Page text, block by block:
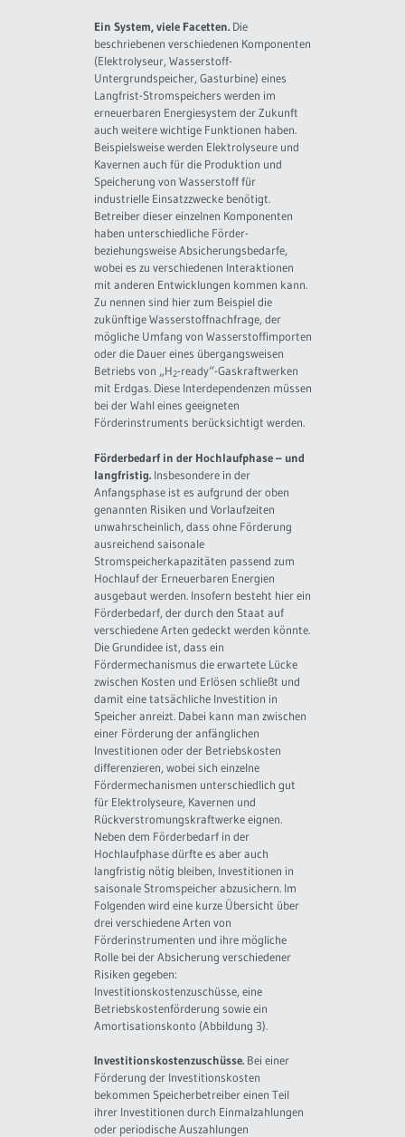
Ein System, viele Facetten.Die
beschriebenen verschiedenen Komponenten
(Elektrolyseur, Wasserstoff-
Untergrundspeicher, Gasturbine) eines
Langfrist-Stromspeichers werden im
erneuerbaren Energiesystem der Zukunft
auch weitere wichtige Funktionen haben.
Beispielsweise werden Elektrolyseure und
Kavernen auch für die Produktion und
Speicherung von Wasserstoff für
industrielle Einsatzzwecke benötigt.
Betreiber dieser einzelnen Komponenten
haben unterschiedliche Förder-
beziehungsweise Absicherungsbedarfe,
wobei es zu verschiedenen Interaktionen
mit anderen Entwicklungen kommen kann.
Zu nennen sind hier zum Beispiel die
zukünftige Wasserstoffnachfrage, der
mögliche Umfang von Wasserstoffimporten
oder die Dauer eines übergangsweisen
Betriebs von „H2-ready“-Gaskraftwerken
mit Erdgas. Diese Interdependenzen müssen
bei der Wahl eines geeigneten
Förderinstruments berücksichtigt werden.
Förderbedarf in der Hochlaufphase – und
langfristig. Insbesondere in der
Anfangsphase ist es aufgrund der oben
genannten Risiken und Vorlaufzeiten
unwahrscheinlich, dass ohne Förderung
ausreichend saisonale
Stromspeicherkapazitäten passend zum
Hochlauf der Erneuerbaren Energien
ausgebaut werden. Insofern besteht hier ein
Förderbedarf, der durch den Staat auf
verschiedene Arten gedeckt werden könnte.
Die Grundidee ist, dass ein
Fördermechanismus die erwartete Lücke
zwischen Kosten und Erlösen schließt und
damit eine tatsächliche Investition in
Speicher anreizt. Dabei kann man zwischen
einer Förderung der anfänglichen
Investitionen oder der Betriebskosten
differenzieren, wobei sich einzelne
Fördermechanismen unterschiedlich gut
für Elektrolyseure, Kavernen und
Rückverstromungskraftwerke eignen.
Neben dem Förderbedarf in der
Hochlaufphase dürfte es aber auch
langfristig nötig bleiben, Investitionen in
saisonale Stromspeicher abzusichern. Im
Folgenden wird eine kurze Übersicht über
drei verschiedene Arten von
Förderinstrumenten und ihre mögliche
Rolle bei der Absicherung verschiedener
Risiken gegeben:
Investitionskostenzuschüsse, eine
Betriebskostenförderung sowie ein
Amortisationskonto (Abbildung 3).
Investitionskostenzuschüsse.Bei einer
Förderung der Investitionskosten
bekommen Speicherbetreiber einen Teil
ihrer Investitionen durch Einmalzahlungen
oder periodische Auszahlungen